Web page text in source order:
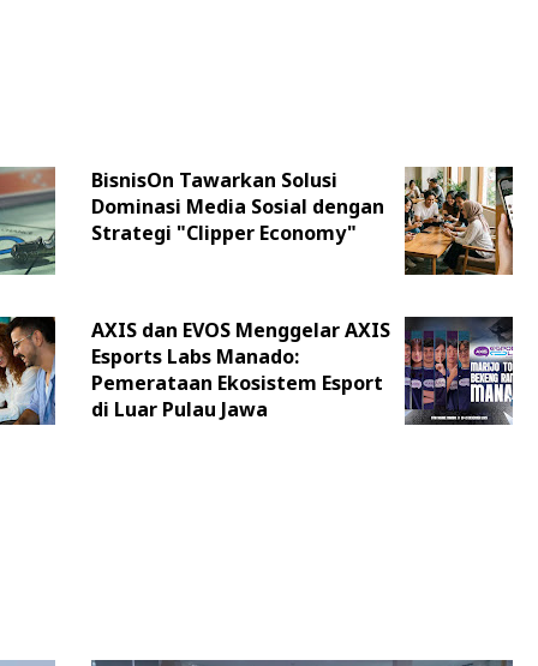
BisnisOn Tawarkan Solusi
Dominasi Media Sosial dengan
Strategi "Clipper Economy"
AXIS dan EVOS Menggelar AXIS
Esports Labs Manado:
Pemerataan Ekosistem Esport
di Luar Pulau Jawa